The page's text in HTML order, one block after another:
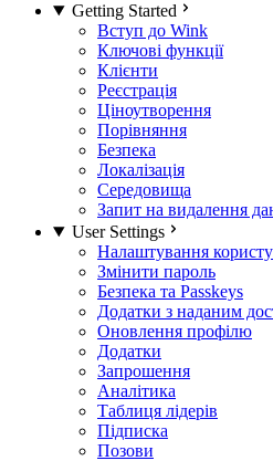
Getting Started
Вступ до Wink
Ключові функції
Клієнти
Реєстрація
Ціноутворення
Порівняння
Безпека
Локалізація
Середовища
Запит на видалення
User Settings
Налаштування
Змінити пароль
Безпека та Passkeys
Додатки з наданим
Оновлення профілю
Додатки
Запрошення
Аналітика
Таблиця лідерів
Підписка
Позови